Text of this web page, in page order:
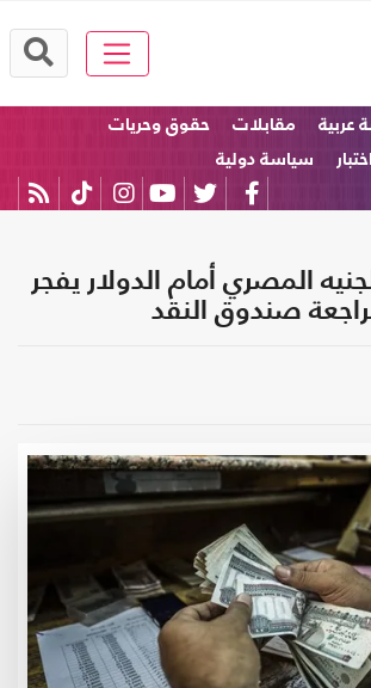
عربية مقابلات
حقوق وحريات
اختبار سياسة دولية
المصري أمام الدولار يفجر
صندوق النقد